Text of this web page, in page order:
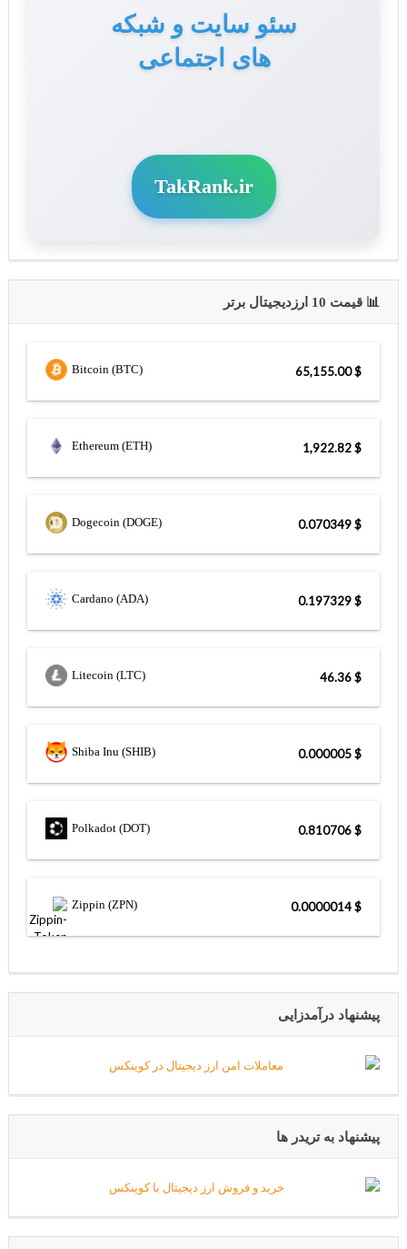
سئو سایت و شبکه
های اجتماعی
TakRank.ir
📊 قیمت 10 ارزدیجیتال برتر
Bitcoin (BTC) $ 65,155.00
Ethereum (ETH) $ 1,922.82
Dogecoin (DOGE) $ 0.070349
Cardano (ADA) $ 0.197329
Litecoin (LTC) $ 46.36
Shiba Inu (SHIB) $ 0.000005
Polkadot (DOT) $ 0.810706
Zippin (ZPN) $ 0.0000014
پیشنهاد درآمدزایی
پیشنهاد به تریدر ها